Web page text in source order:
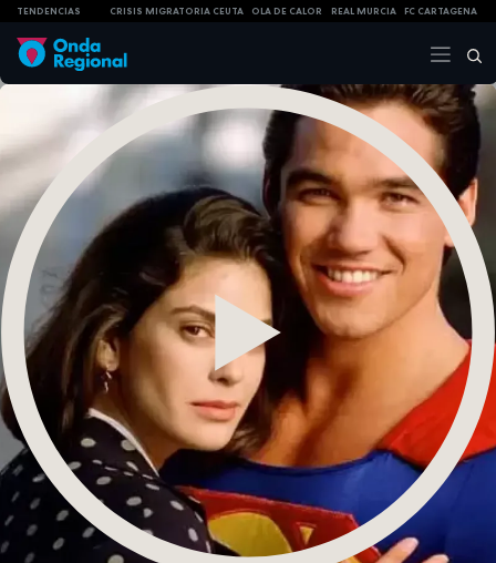
TENDENCIAS CRISIS MIGRATORIA CEUTA OLA DE CALOR REAL MURCIA FC CARTAGENA